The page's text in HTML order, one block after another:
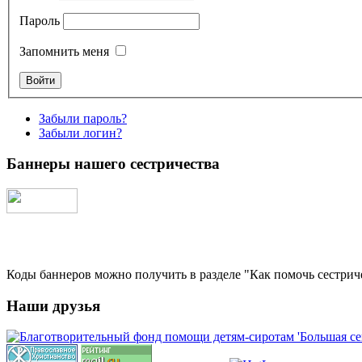
Пароль
Запомнить меня
Забыли пароль?
Забыли логин?
Баннеры нашего сестричества
Коды баннеров можно получить в разделе "Как помочь
Наши друзья